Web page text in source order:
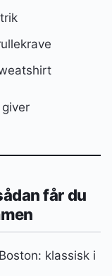
får du
klassisk i